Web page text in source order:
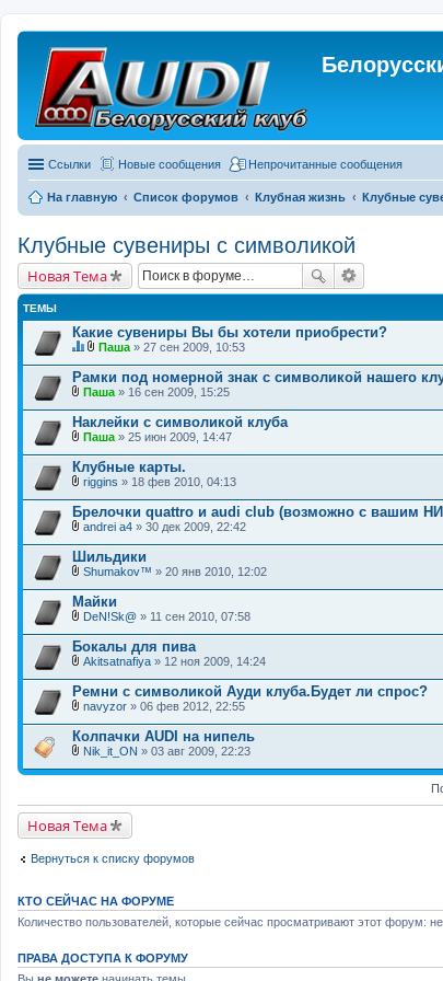
Ссылки Новые сообщения Непрочитанные сообщения
На главную Список форумов Клубная жизнь Клубные
Клубные сувениры с символикой
Новая Тема
ТЕМЫ
Какие сувениры Вы бы хотели приобрести?
а
н
н
а
я
т
м
а
с
о
д
е
р
ж
и
о
п
р
о
с
.
л
о
ж
е
н
и
Паша » 27 сен 2009, 10:53
Рамки под номерной знак с символикой нашего
л
о
ж
е
н
и
Паша » 16 сен 2009, 15:25
Наклейки с символикой клуба
л
о
ж
е
н
и
Паша » 25 июн 2009, 14:47
Клубные карты.
л
о
ж
е
н
и
riggins » 18 фев 2010, 04:13
Брелочки quattro и audi club (возможно с вашим
л
о
ж
е
н
и
andrei a4 » 30 дек 2009, 22:42
Шильдики
л
о
ж
е
н
и
Shumakov™ » 20 янв 2010, 12:02
Майки
л
о
ж
е
н
и
DeN!Sk@ » 11 сен 2010, 07:58
Бокалы для пива
л
о
ж
е
н
и
Akitsatnafiya » 12 ноя 2009, 14:24
Ремни с символикой Ауди клуба.Будет ли спрос?
л
о
ж
е
я
navyzor » 06 фев 2012, 22:55
Колпачки AUDI на нипель
л
е
н
и
я
Nik_it_ON » 03 авг 2009, 22:23
Новая Тема
Вернуться к списку форумов
КТО СЕЙЧАС НА ФОРУМЕ
Количество пользователей, которые сейчас просматривают этот форум:
ПРАВА ДОСТУПА К ФОРУМУ
Вы не можете начинать темы